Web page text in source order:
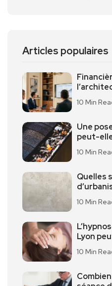
Articles populaires
10 Min
Une
peut-
10 Min
Quelles
10 Min
Lyon
10 Min